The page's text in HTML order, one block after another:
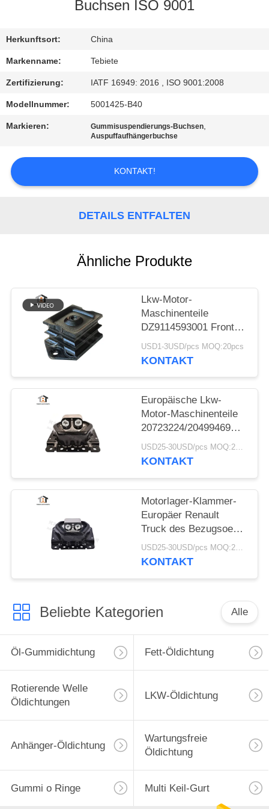
SIE
MIT
UNS
IN
VERBINDUNG
NACHRICHTEN
POLICY
Buchsen ISO 9001
Herkunftsort: China
Markenname: Tebiete
Zertifizierung: IATF 16949: 2016 , ISO 9001:2008
Modellnummer: 5001425-B40
Markieren: Gummisuspendierungs-Buchsen,
Auspuffaufhängerbuchse
KONTAKT!
DETAILS ENTFALTEN
Ähnliche Produkte
Lkw-Motor-
Maschinenteile
DZ9114593001 Front
Rubber Engine Mount
Bracket Shacman
USD1-3USD/pcs MOQ:20pcs
KONTAKT
Europäische Lkw-
Motor-Maschinenteile
20723224/20499469
Gummimotorträger für
VOLVO
USD25-30USD/pcs MOQ:20pcs
KONTAKT
Motorlager-Klammer-
Europäer Renault
Truck des Bezugsoe
Nr.
20499470/21228153-
USD25-30USD/pcs MOQ:20pcs
KONTAKT
Beliebte Kategorien Alle
Öl-Gummidichtung Fett-Öldichtung
Rotierende Welle
Öldichtungen
LKW-Öldichtung
Anhänger-Öldichtung
Wartungsfreie
Öldichtung
Gummi o Ringe Multi Keil-Gurt